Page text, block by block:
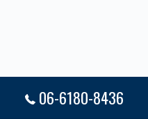
06-6180-8436